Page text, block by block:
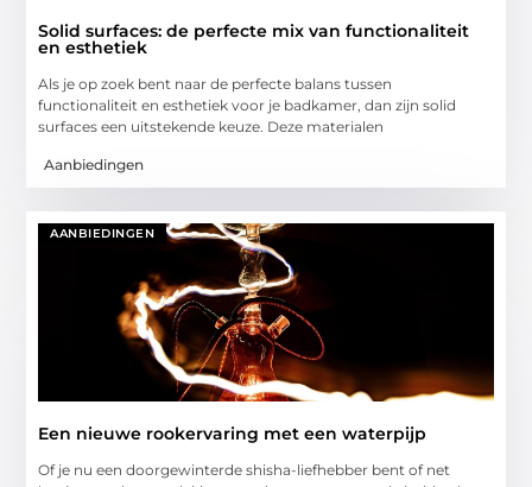
Solid surfaces: de perfecte mix van functionaliteit
en esthetiek
Als je op zoek bent naar de perfecte balans tussen
functionaliteit en esthetiek voor je badkamer, dan zijn solid
surfaces een uitstekende keuze. Deze materialen
Aanbiedingen
AANBIEDINGEN
Een nieuwe rookervaring met een waterpijp
Of je nu een doorgewinterde shisha-liefhebber bent of net